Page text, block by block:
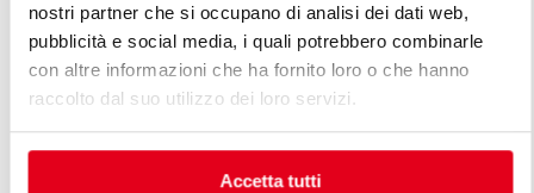
nostri partner che si occupano di analisi dei dati web,
pubblicità e social media, i quali potrebbero combinarle
con altre informazioni che ha fornito loro o che hanno
raccolto dal suo utilizzo dei loro servizi.
Accetta tutti